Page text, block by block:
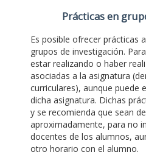
Prácticas en
Es posible ofrecer prácticas
grupos de investigación.
estar realizando o haber
asociadas a la asignatura
curriculares), aunque puede
dicha asignatura. Dichas
y se recomienda que sean
aproximadamente, para no
docentes de los alumnos,
otro horario con el alumno.